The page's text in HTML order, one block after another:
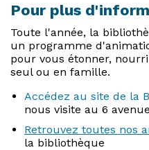
Pour plus
Toute l'année, la
un programme
pour vous étonner,
seul ou en famille.
Accédez au site de la
nous visite au 6
Retrouvez toutes nos
la bibliothèque